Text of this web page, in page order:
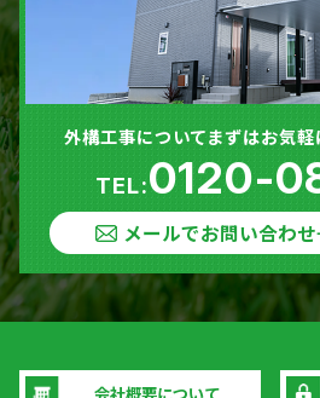
外構工事についてまずはお気軽
TEL:0120-
メールでお問い合わせ
会社概要について